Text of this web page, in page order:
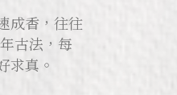
成香，往往
古法，每
求真。